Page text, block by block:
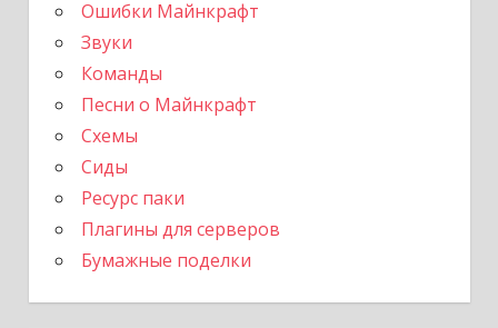
Ошибки Майнкрафт
Звуки
Команды
Песни о Майнкрафт
Схемы
Сиды
Ресурс паки
Плагины для серверов
Бумажные поделки